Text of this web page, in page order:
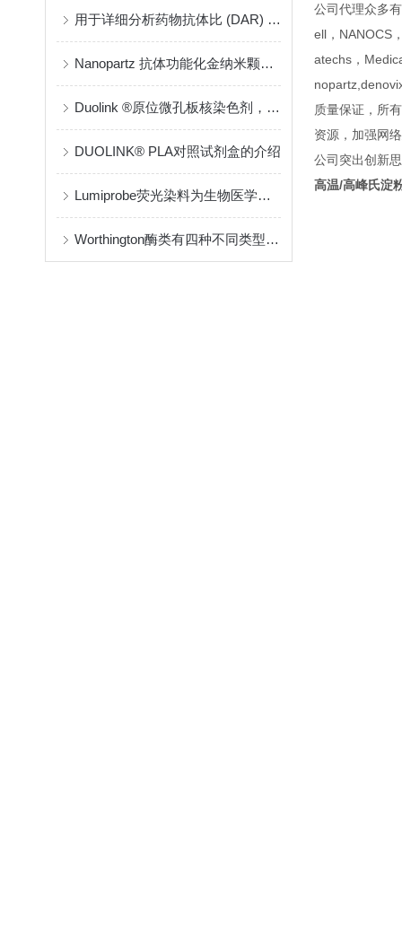
用于详细分析药物抗体比 (DAR) 和载药量分布的稳健方法
Nanopartz 抗体功能化金纳米颗粒应用
Duolink ®原位微孔板核染色剂，抗褪色
DUOLINK® PLA对照试剂盒的介绍
Lumiprobe荧光染料为生物医学研究提供光学工具
Worthington酶类有四种不同类型的特异性
公司代理众多
ell，NANOCS
atechs，
质量保证，所
资源，加强网
公司突出创新
高温/高峰氏淀